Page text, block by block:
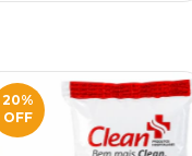
20%
OFF